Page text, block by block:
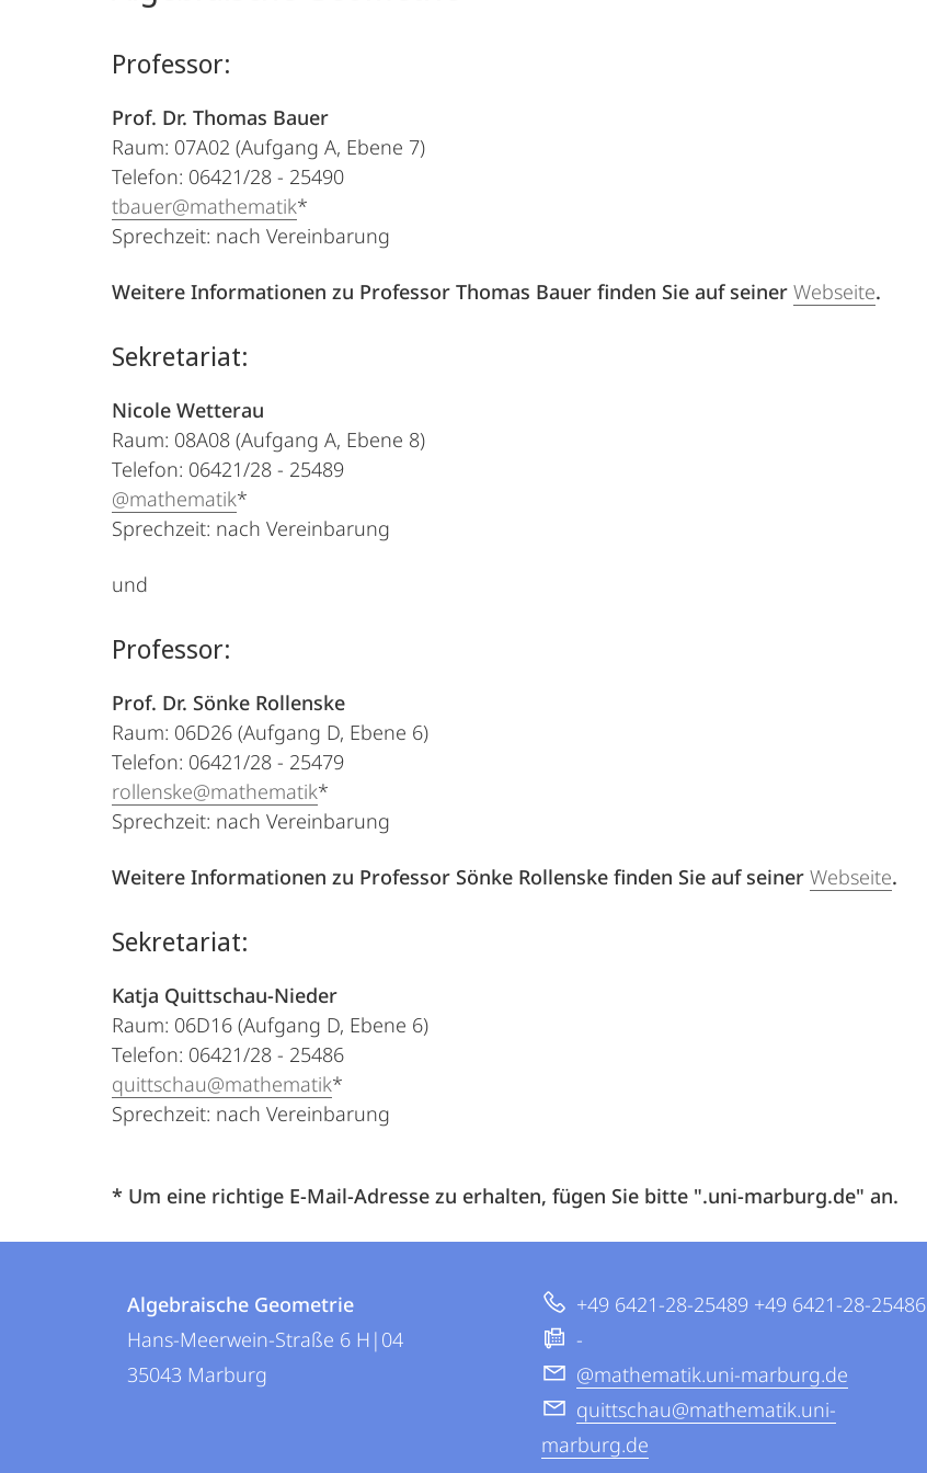
Professor:
Prof. Dr. Thomas Bauer
Raum: 07A02 (Aufgang A, Ebene 7)
Telefon: 06421/28 - 25490
tbauer@mathematik*
Sprechzeit: nach Vereinbarung
Weitere Informationen zu Professor Thomas Bauer finden Sie auf seiner Webseite.
Sekretariat:
Nicole Wetterau
Raum: 08A08 (Aufgang A, Ebene 8)
Telefon: 06421/28 - 25489
@mathematik*
Sprechzeit: nach Vereinbarung
und
Professor:
Prof. Dr. Sönke Rollenske
Raum: 06D26 (Aufgang D, Ebene 6)
Telefon: 06421/28 - 25479
rollenske@mathematik*
Sprechzeit: nach Vereinbarung
Weitere Informationen zu Professor Sönke Rollenske finden Sie auf seiner Webseite.
Sekretariat:
Katja Quittschau-Nieder
Raum: 06D16 (Aufgang D, Ebene 6)
Telefon: 06421/28 - 25486
quittschau@mathematik*
Sprechzeit: nach Vereinbarung
* Um eine richtige E-Mail-Adresse zu erhalten, fügen Sie bitte ".uni-marburg.de" an.
Informationen
Kontaktinformationen
Algebraische
Geometrie
Algebraische Geometrie
Hans-Meerwein-Straße 6 H|04
35043 Marburg
+49 6421-28-25489 +49 6421-28-25486
-
@mathematik.uni-marburg.de
quittschau@mathematik.uni-
marburg.de